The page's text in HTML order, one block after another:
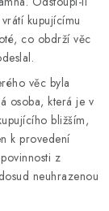
kupujícímu
co obdrží věc
věc byla
osoba, která je v
bližším,
k provedení
z
neuhrazenou